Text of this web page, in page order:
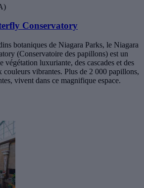
Conservatory
botaniques de Niagara Parks, le Niagara
(Conservatoire des papillons) est un
végétation luxuriante, des cascades et des
vibrantes. Plus de 2 000 papillons,
vivent dans ce magnifique espace.